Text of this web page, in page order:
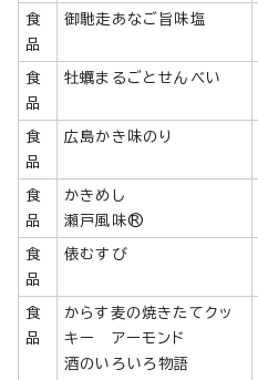
食
品
御馳走あなご旨味塩
食
品
牡蠣まるごとせんべい
食
品
広島かき味のり
食
品
かきめし
瀬戸風味®
食
品
俵むすび
食
品
からす麦の焼きたてクッ
キー アーモンド
酒のいろいろ物語